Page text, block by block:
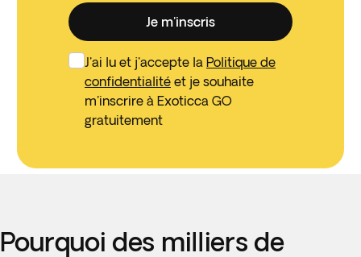
Je m'inscris
J'ai lu et j'accepte la Politique de
confidentialité et je souhaite
m'inscrire à Exoticca GO
gratuitement
Pourquoi des milliers de